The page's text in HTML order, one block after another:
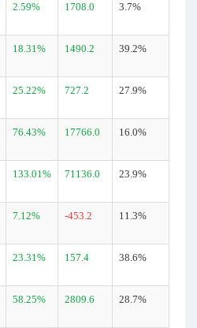
2.59% 1708.0 3.7%
18.31% 1490.2 39.2%
25.22% 727.2 27.9%
76.43% 17766.0 16.0%
133.01% 71136.0 23.9%
7.12% -453.2 11.3%
23.31% 157.4 38.6%
58.25% 2809.6 28.7%